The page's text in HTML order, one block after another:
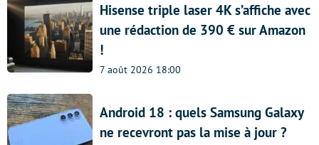
Hisense triple laser 4K s’affiche avec
une rédaction de 390 € sur Amazon
!
7 août 2026 18:00
Android 18 : quels Samsung Galaxy
ne recevront pas la mise à jour ?